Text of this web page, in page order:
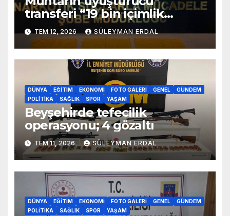
transferi “19 bin içimlik
uyuşturucu ele geçirildi”
TEM 12, 2026 SÜLEYMAN ERDAL
DÜNYA EĞITIM EKONOMI FOTO GALERI GENEL
GÜNDEM
POLITIKA
SAĞLIK SPOR YAŞAM
Beyşehirde tefecilik
operasyonu; 4 gözaltı
TEM 11, 2026 SÜLEYMAN ERDAL
DÜNYA EĞITIM EKONOMI FOTO GALERI GENEL
GÜNDEM
POLITIKA
SAĞLIK SPOR YAŞAM